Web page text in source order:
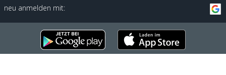
neu anmelden mit: